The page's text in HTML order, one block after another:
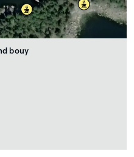
bouy